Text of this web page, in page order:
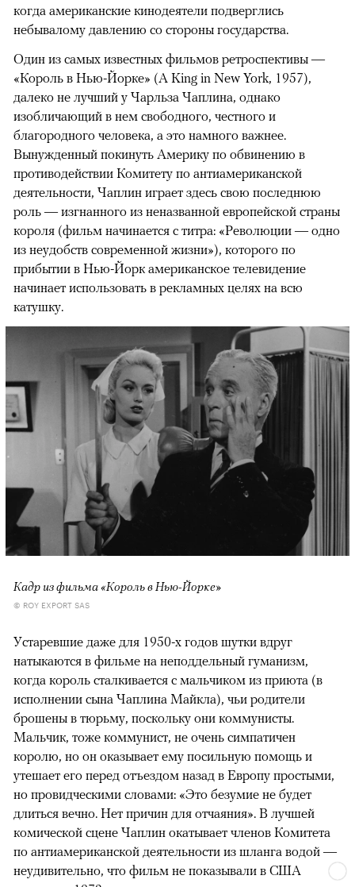
когда американские кинодеятели подверглись
небывалому давлению со стороны государства.
Один из самых известных фильмов ретроспективы —
«Король в Нью-Йорке» (A King in New York, 1957),
далеко не лучший у Чарльза Чаплина, однако
изобличающий в нем свободного, честного и
благородного человека, а это намного важнее.
Вынужденный покинуть Америку по обвинению в
противодействии Комитету по антиамериканской
деятельности, Чаплин играет здесь свою последнюю
роль — изгнанного из неназванной европейской страны
короля (фильм начинается с титра: «Революции — одно
из неудобств современной жизни»), которого по
прибытии в Нью-Йорк американское телевидение
начинает использовать в рекламных целях на всю
катушку.
Кадр из фильма «Король в Нью-Йорке»
© ROY EXPORT SAS
Устаревшие даже для 1950-х годов шутки вдруг
натыкаются в фильме на неподдельный гуманизм,
когда король сталкивается с мальчиком из приюта (в
исполнении сына Чаплина Майкла), чьи родители
брошены в тюрьму, поскольку они коммунисты.
Мальчик, тоже коммунист, не очень симпатичен
королю, но он оказывает ему посильную помощь и
утешает его перед отъездом назад в Европу простыми,
но провидческими словами: «Это безумие не будет
длиться вечно. Нет причин для отчаяния». В лучшей
комической сцене Чаплин окатывает членов Комитета
по антиамериканской деятельности из шланга водой —
неудивительно, что фильм не показывали в США